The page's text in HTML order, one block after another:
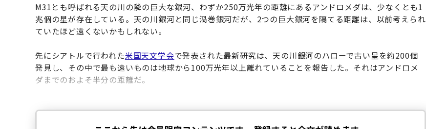
M31とも呼ばれる天の川の隣の巨大な銀河、わずか250万光年の距離にあるアンドロメダは、少なくとも1
兆個の星が存在している。天の川銀河と同じ渦巻銀河だが、2つの巨大銀河を隔てる距離は、以前考えられ
ていたほど遠くないかもしれない。
先にシアトルで行われた米国天文学会で発表された最新研究は、天の川銀河のハローで古い星を約200個
発見し、その中で最も遠いものは地球から100万光年以上離れていることを報告した。それはアンドロメ
ダまでのおよそ半分の距離だ。